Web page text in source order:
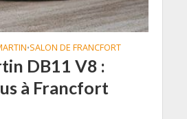
•SALON DE FRANCFORT
DB11 V8 :
à Francfort